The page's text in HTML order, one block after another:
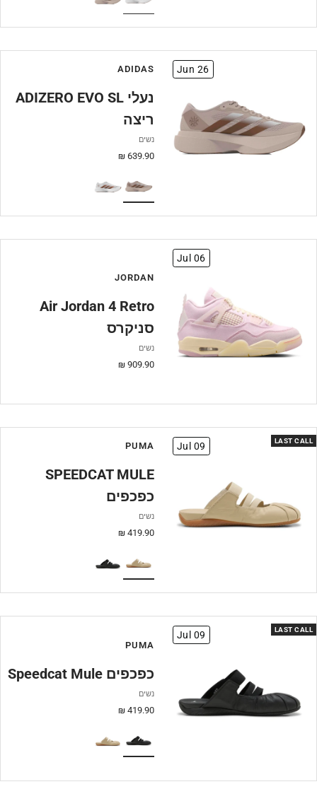
Jun 26
ADIDAS
ADIZERO EVO SL נעלי
ריצה
נשים
מחיר
639.90 ₪
Jul 06
JORDAN
Air Jordan 4 Retro
סניקרס
נשים
מחיר
909.90 ₪
LAST CALL
Jul 09
PUMA
SPEEDCAT MULE
כפכפים
נשים
מחיר
419.90 ₪
LAST CALL
Jul 09
PUMA
Speedcat Mule כפכפים
נשים
מחיר
419.90 ₪